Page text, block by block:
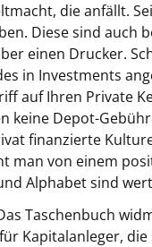
die anfällt.
Diese sind auch
einen Drucker.
in Investments
auf Ihren Private
keine Depot-
finanzierte
man von einem
Alphabet sind
Taschenbuch
Kapitalanleger, die